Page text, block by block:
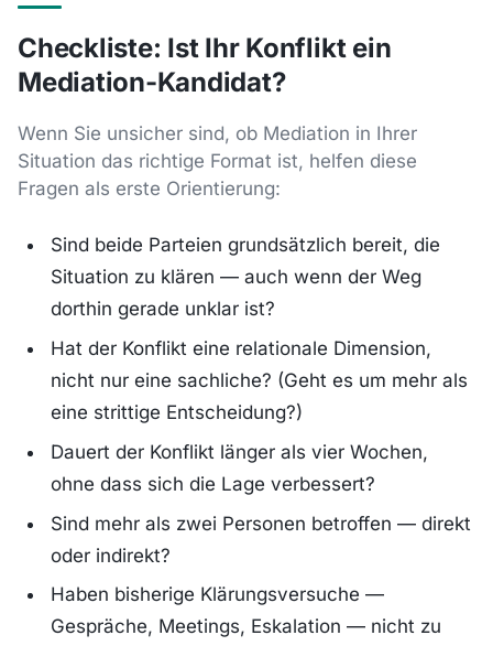
Checkliste: Ist Ihr Konflikt ein
Mediation-Kandidat?
Wenn Sie unsicher sind, ob Mediation in Ihrer
Situation das richtige Format ist, helfen diese
Fragen als erste Orientierung:
Sind beide Parteien grundsätzlich bereit, die
Situation zu klären — auch wenn der Weg
dorthin gerade unklar ist?
Hat der Konflikt eine relationale Dimension,
nicht nur eine sachliche? (Geht es um mehr als
eine strittige Entscheidung?)
Dauert der Konflikt länger als vier Wochen,
ohne dass sich die Lage verbessert?
Sind mehr als zwei Personen betroffen — direkt
oder indirekt?
Haben bisherige Klärungsversuche —
Gespräche, Meetings, Eskalation — nicht zu